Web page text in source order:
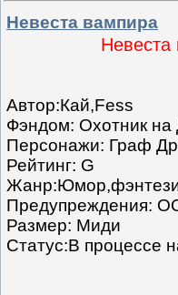
Невеста вампира
Невеста
Автор:Кай,Fess
Фэндом: Охотник на
Персонажи: Граф
Рейтинг: G
Предупреждения:
Размер: Миди
Статус:В процессе